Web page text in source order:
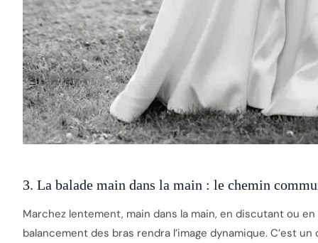
3. La balade main dans la main : le chemin
Marchez lentement, main dans la main, en discutant ou en
balancement des bras rendra l’image dynamique. C’est